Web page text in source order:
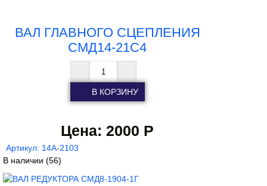
ВАЛ ГЛАВНОГО СЦЕПЛЕНИЯ
СМД14-21С4
Цена: 2000 Р
Артикул: 14А-2103
В наличии (56)